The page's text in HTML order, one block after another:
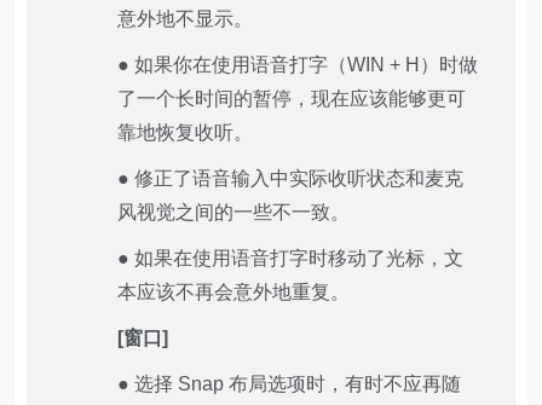
意外地不显示。
● 如果你在使用语音打字（WIN + H）时做
了一个长时间的暂停，现在应该能够更可
靠地恢复收听。
● 修正了语音输入中实际收听状态和麦克
风视觉之间的一些不一致。
● 如果在使用语音打字时移动了光标，文
本应该不再会意外地重复。
[窗口]
● 选择 Snap 布局选项时，有时不应再随